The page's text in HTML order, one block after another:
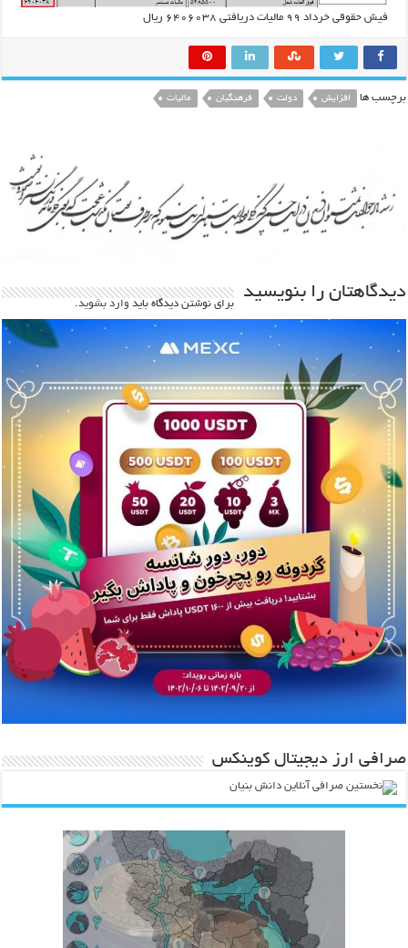
فیش حقوقی خرداد ۹۹ مالیات دریافتی ۶۴۰۶۰۳۸ ریال
برچسب ها افزایش دولت فرهنگیان مالیات
دیدگاهتان را بنویسید
برای نوشتن دیدگاه باید وارد بشوید.
صرافی ارز دیجیتال کوینکس